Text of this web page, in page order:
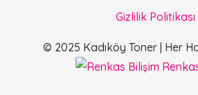
Gizlilik Politikası
© 2025 Kadıköy Toner | Her